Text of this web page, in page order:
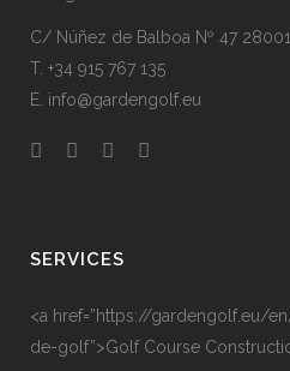
C/ Núñez de Balboa Nº 47
T. +34 915 767 135
E. info@gardengolf.eu
SERVICES
<a href=”https://gardengolf.eu/
de-golf”>Golf Course